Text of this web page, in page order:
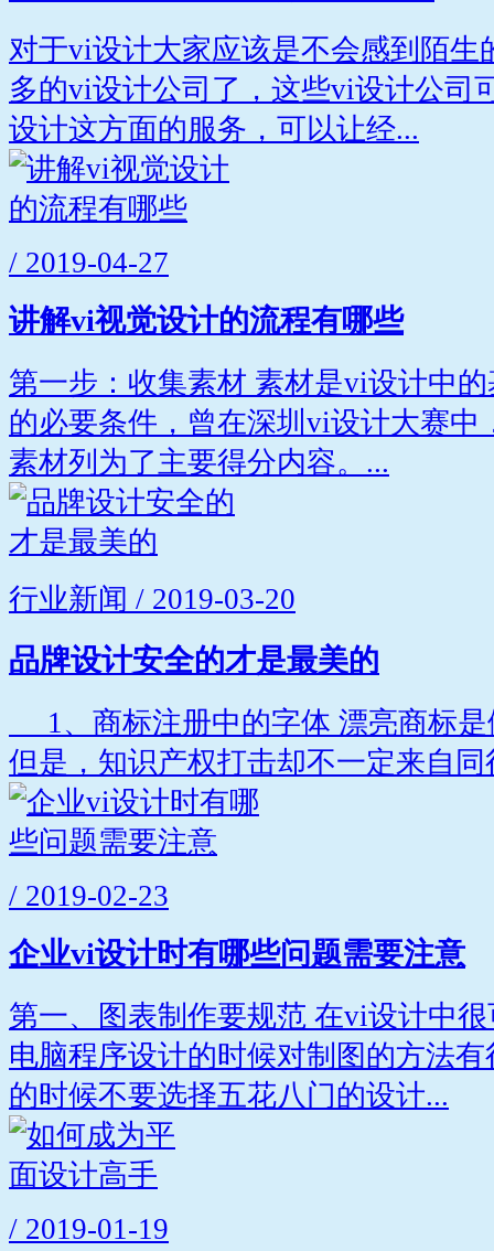
对于vi设计大家应该是不会感到陌生
多的vi设计公司了，这些vi设计公司
设计这方面的服务，可以让经...
/ 2019-04-27
讲解vi视觉设计的流程有哪些
第一步：收集素材 素材是vi设计中
的必要条件，曾在深圳vi设计大赛
素材列为了主要得分内容。...
行业新闻 / 2019-03-20
品牌设计安全的才是最美的
1、商标注册中的字体 漂亮商标是
但是，知识产权打击却不一定来自
/ 2019-02-23
企业vi设计时有哪些问题需要注意
第一、图表制作要规范 在vi设计中
电脑程序设计的时候对制图的方法
的时候不要选择五花八门的设计...
/ 2019-01-19